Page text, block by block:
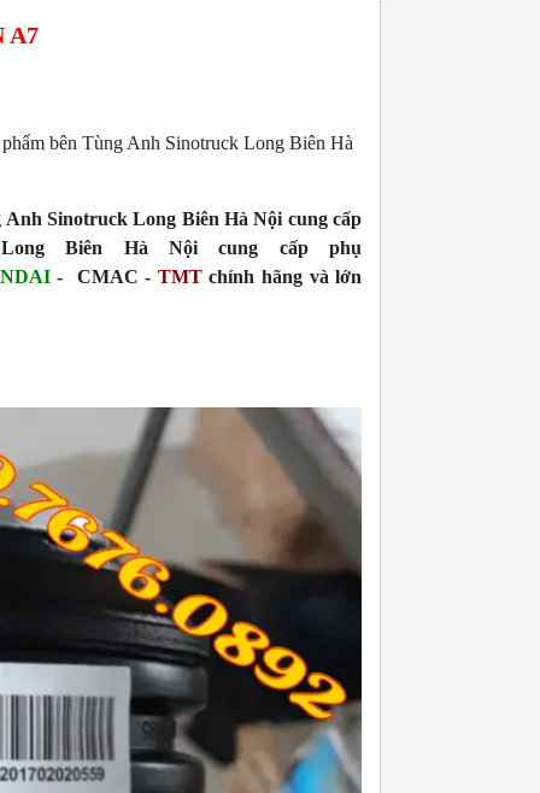
A7
bên Tùng Anh Sinotruck Long Biên Hà
Sinotruck Long Biên Hà Nội cung cấp
Biên Hà Nội cung cấp phụ
- CMAC - TMTchính hãng và lớn